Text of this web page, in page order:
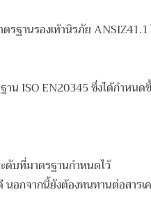
านรองเท้านิรภัย ANSIZ41.1
าน ISO EN20345 ซึ่งได้กำห
ดับที่มาตรฐานกำหนดไว้
นอกจากนี้ยังต้องทนทานต่อสา